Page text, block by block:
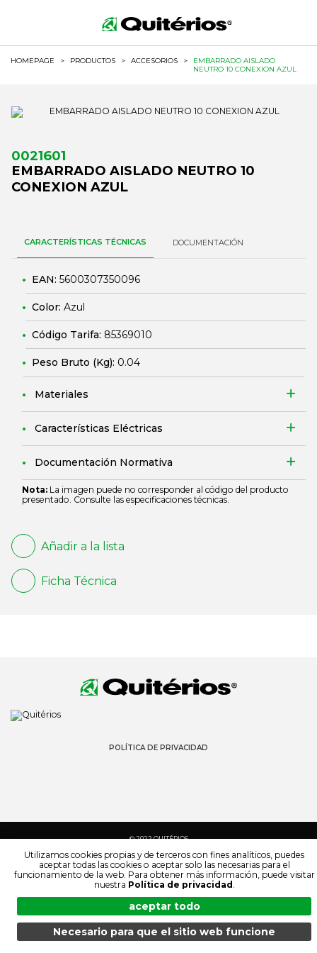
HOMEPAGE > PRODUCTOS > ACCESORIOS >
EMBARRADO AISLADO
NEUTRO 10 CONEXION AZUL
0021601
EMBARRADO AISLADO NEUTRO 10
CONEXION AZUL
CARACTERÍSTICAS TÉCNICAS DOCUMENTACIÓN
EAN: 5600307350096
Color: Azul
Código Tarifa: 85369010
Peso Bruto (Kg): 0.04
Materiales
Características Eléctricas
Documentación Normativa
Nota: La imagen puede no corresponder al código del producto
presentado. Consulte las especificaciones técnicas.
Añadir a la lista
Ficha Técnica
POLÍTICA DE PRIVACIDAD
© 2022 QUITÉRIOS
TODOS LOS DERECHOS RESERVADOS
MENÚ BÚSQUEDA PRODUCTOS ES
Utilizamos cookies propias y de terceros con fines analíticos, puedes
aceptar todas las cookies o aceptar solo las necesarias para el
funcionamiento de la web. Para obtener más información, puede visitar
nuestra Política de privacidad .
aceptar todo
Necesario para que el sitio web funcione